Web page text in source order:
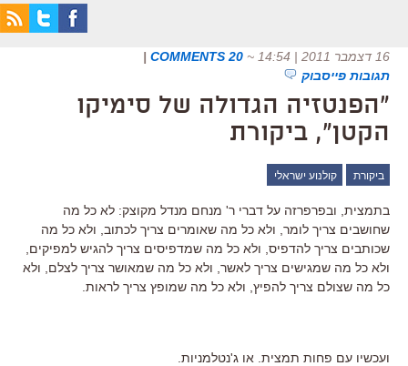
16 דצמבר 2011 | 14:54 ~
20 COMMENTS
|
תגובות פייסבוק
"הפנטזיה הגדולה של סימיקו
הקטן", ביקורת
ביקורת קולנוע ישראלי
בתמצית, ובפרפרזה על דברי ר' מנחם מנדל מקוצק: לא כל מה
שחושבים צריך לומר, ולא כל מה שאומרים צריך לכתוב, ולא כל מה
שכותבים צריך להדפיס, ולא כל מה שמדפיסים צריך להגיש למפיקים,
ולא כל מה שמגישים צריך לאשר, ולא כל מה שמאושר צריך לצלם, ולא
כל מה שצולם צריך להפיץ, ולא כל מה שמופץ צריך לראות.
ועכשיו עם פחות תמצית. או ג'נטלמניות.